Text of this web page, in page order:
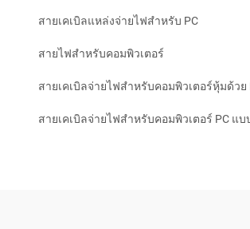
สายเคเบิลแหล่งจ่ายไฟสำหรับ PC
สายไฟสำหรับคอมพิวเตอร์
สายเคเบิลจ่ายไฟสำหรับคอมพิวเตอร์หุ้มด้วย
สายเคเบิลจ่ายไฟสำหรับคอมพิวเตอร์ PC แ